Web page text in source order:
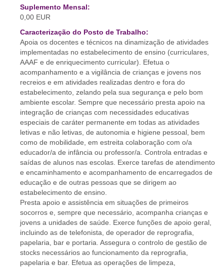
Suplemento Mensal:
0,00 EUR
Caracterização do Posto de Trabalho:
Apoia os docentes e técnicos na dinamização de atividades
implementadas no estabelecimento de ensino (curriculares,
AAAF e de enriquecimento curricular). Efetua o
acompanhamento e a vigilância de crianças e jovens nos
recreios e em atividades realizadas dentro e fora do
estabelecimento, zelando pela sua segurança e pelo bom
ambiente escolar. Sempre que necessário presta apoio na
integração de crianças com necessidades educativas
especiais de caráter permanente em todas as atividades
letivas e não letivas, de autonomia e higiene pessoal, bem
como de mobilidade, em estreita colaboração com o/a
educador/a de infância ou professor/a. Controla entradas e
saídas de alunos nas escolas. Exerce tarefas de atendimento
e encaminhamento e acompanhamento de encarregados de
educação e de outras pessoas que se dirigem ao
estabelecimento de ensino.
Presta apoio e assistência em situações de primeiros
socorros e, sempre que necessário, acompanha crianças e
jovens a unidades de saúde. Exerce funções de apoio geral,
incluindo as de telefonista, de operador de reprografia,
papelaria, bar e portaria. Assegura o controlo de gestão de
stocks necessários ao funcionamento da reprografia,
papelaria e bar. Efetua as operações de limpeza,